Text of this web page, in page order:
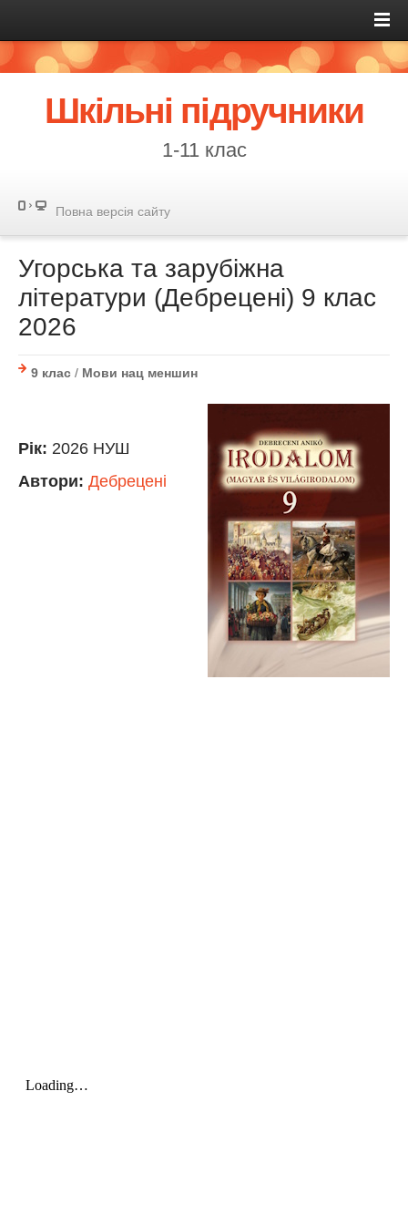
Шкільні підручники
1-11 клас
Повна версія сайту
Угорська та зарубіжна
літератури (Дебрецені) 9 клас
2026
9 клас / Мови нац меншин
Рік: 2026 НУШ
Автори: Дебрецені